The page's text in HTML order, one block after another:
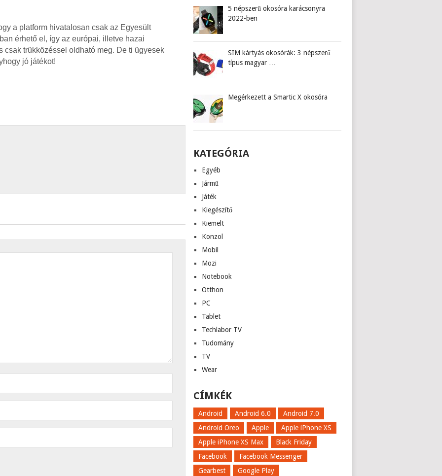
a platform hivatalosan csak az Egyesült
érhető el, így az európai, illetve hazai
csak trükközéssel oldható meg. De ti ügyesek
jó játékot!
5 népszerű okosóra karácsonyra
2022-ben
SIM kártyás okosórák: 3 népszerű
típus magyar …
Megérkezett a Smartic X okosóra
KATEGÓRIA
Egyéb
Jármű
Játék
Kiegészítő
Kiemelt
Konzol
Mobil
Mozi
Notebook
Otthon
PC
Tablet
Techlabor TV
Tudomány
TV
Wear
CÍMKÉK
Android Android 6.0
Android 7.0
Android Oreo
Apple
Apple iPhone XS
Apple iPhone XS Max
Black Friday
Facebook
Facebook Messenger
Gearbest
Google Play